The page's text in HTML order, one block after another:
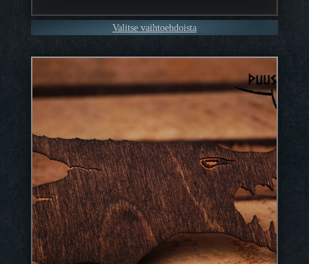
Valitse vaihtoehdoista